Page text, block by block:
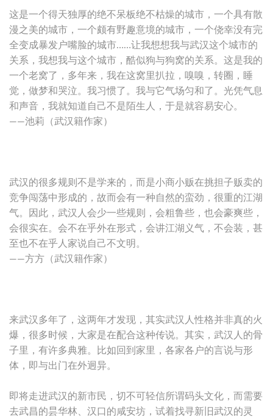
这是一个得天独厚的绝不呆板绝不枯燥的城市，一个具有散
漫之美的城市，一个颇有野趣意境的城市，一个侥幸没有完
全变成暴发户嘴脸的城市……让我想想我与武汉这个城市的
关系，我想我与这个城市，酷似狗与狗窝的关系。这是我的
一个老窝了，多年来，我在这窝里扒拉，嗅嗅，转圈，睡
觉，做梦和哭泣。我习惯了。我与它气场匀和了。光凭气息
和声音，我就知道自己不是陌生人，于是就容易安心。
——池莉（武汉籍作家）
武汉的很多规则不是学来的，而是小商小贩在挑担子贩卖的
竞争闯荡中形成的，故而会有一种自然的蛮劲，很重的江湖
气。因此，武汉人会少一些规则，会粗鲁些，也会豪爽些，
会很实在。会不在乎外在形式，会讲江湖义气，不会装，甚
至也不在乎人家说自己不文明。
——方方（武汉籍作家）
来武汉多年了，这两年才发现，其实武汉人性格并非真的火
爆，很多时候，大家是在配合这种传说。其实，武汉人的骨
子里，有许多典雅。比如回到家里，各家各户的言说与形
体，即与出门在外迥异。
即将走进武汉的新市民，切不可轻信所谓码头文化，而需要
去武昌的昙华林、汉口的咸安坊，试着找寻新旧武汉的灵